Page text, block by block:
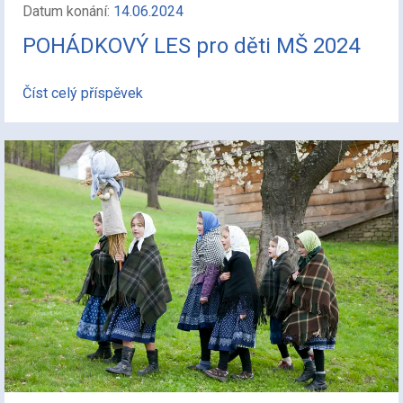
Datum konání: 14.06.2024
POHÁDKOVÝ LES pro děti MŠ 2024
Číst celý příspěvek